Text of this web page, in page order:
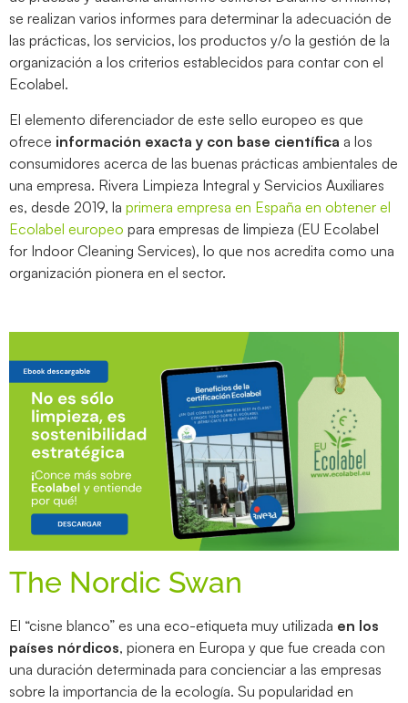
se realizan varios informes para determinar la adecuación de
las prácticas, los servicios, los productos y/o la gestión de la
organización a los criterios establecidos para contar con el
Ecolabel.
El elemento diferenciador de este sello europeo es que
ofrece información exacta y con base científica a los
consumidores acerca de las buenas prácticas ambientales de
una empresa. Rivera Limpieza Integral y Servicios Auxiliares
es, desde 2019, la primera empresa en España en obtener el
Ecolabel europeo para empresas de limpieza (EU Ecolabel
for Indoor Cleaning Services), lo que nos acredita como una
organización pionera en el sector.
The Nordic Swan
El “cisne blanco” es una eco-etiqueta muy utilizada en los
países nórdicos, pionera en Europa y que fue creada con
una duración determinada para concienciar a las empresas
sobre la importancia de la ecología. Su popularidad en